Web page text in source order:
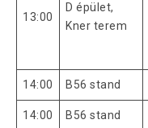
13:00
D épület,
Kner terem
14:00 B56 stand
14:00 B56 stand